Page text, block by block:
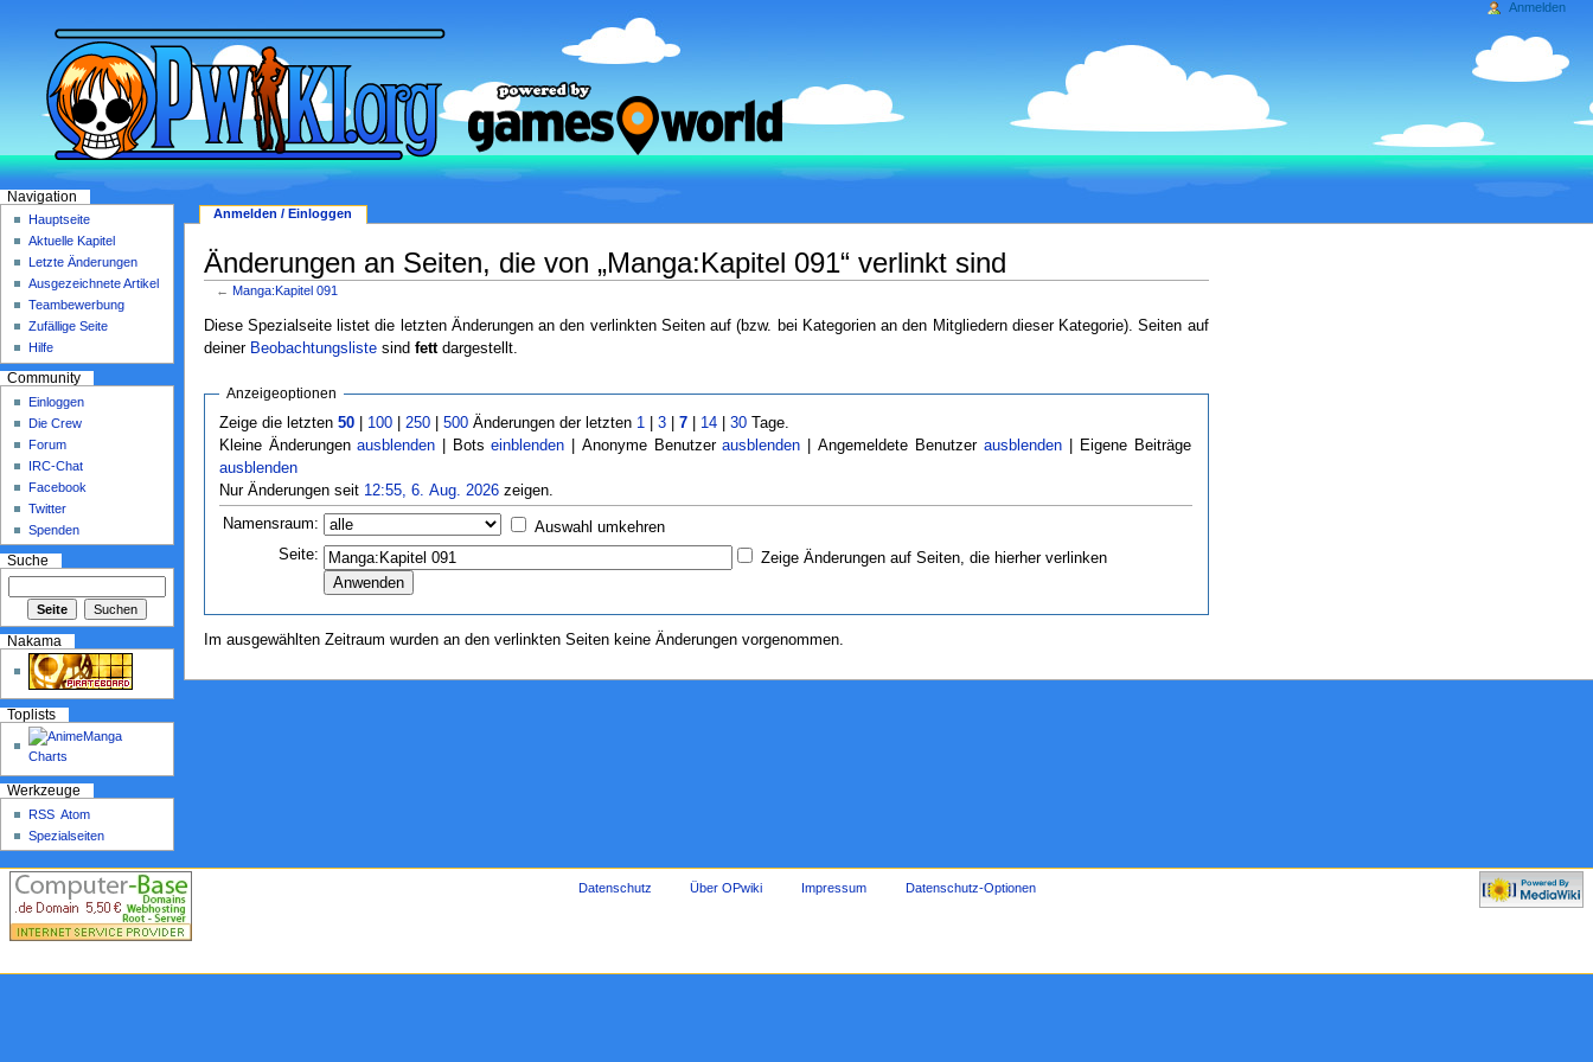
Änderungen an Seiten, die von „Manga:Kapitel 091“ verlinkt sind
← Manga:Kapitel 091
Diese Spezialseite listet die letzten Änderungen an den verlinkten Seiten auf (bzw. bei Kategorien an den Mitgliedern dieser Kategorie). Seiten auf
deiner Beobachtungslistesind fettdargestellt.
Anzeigeoptionen
Zeige die letzten50 100 |250 |500 Änderungen der letzten 1 |3 |7 14 |30 Tage.
Kleine Änderungenausblenden | Botseinblenden | Anonyme Benutzerausblenden | Angemeldete Benutzerausblenden | Eigene Beiträge
ausblenden
Nur Änderungen seit 12:55, 6. Aug. 2026 zeigen.
Namensraum:
Auswahl umkehren
Seite:
Zeige Änderungen auf Seiten, die hierher verlinken
Im ausgewählten Zeitraum wurden an den verlinkten Seiten keine Änderungen vorgenommen.
Anmelden / Einloggen
Anmelden
Navigation
Hauptseite
Aktuelle Kapitel
Letzte Änderungen
Ausgezeichnete Artikel
Teambewerbung
Zufällige Seite
Hilfe
Community
Einloggen
Die Crew
Forum
IRC-Chat
Facebook
Twitter
Spenden
Suche
Nakama
Toplists
Werkzeuge
RSS Atom
Spezialseiten
Datenschutz Über OPwiki Impressum Datenschutz-Optionen